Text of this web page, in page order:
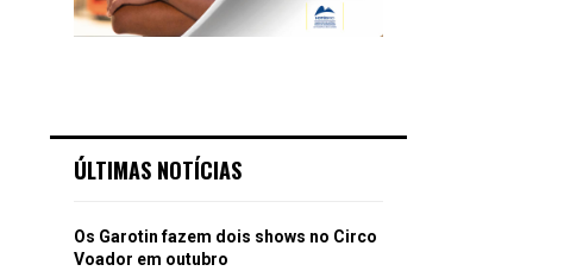
ÚLTIMAS NOTÍCIAS
Os Garotin fazem dois shows no Circo
Voador em outubro